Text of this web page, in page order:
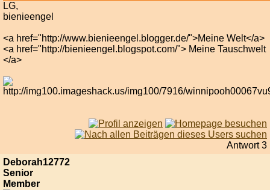
LG,
bienieengel
<a href="http://www.bienieengel.blogger.de/">Meine Welt</a>
<a href="http://bienieengel.blogspot.com/"> Meine Tauschwelt
</a>
Antwort 3
Deborah12772
Senior
Member